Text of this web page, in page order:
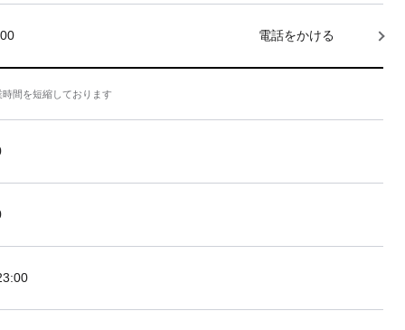
電話をかける
間を短縮しております